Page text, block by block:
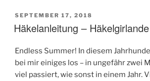
VERÖFFENTLICHT
AM
SEPTEMBER 17, 2018
Häkelanleitung –
Endless Summer! In diesem
bei mir einiges los – in ungefähr zwei
viel passiert, wie sonst in einem Jahr.